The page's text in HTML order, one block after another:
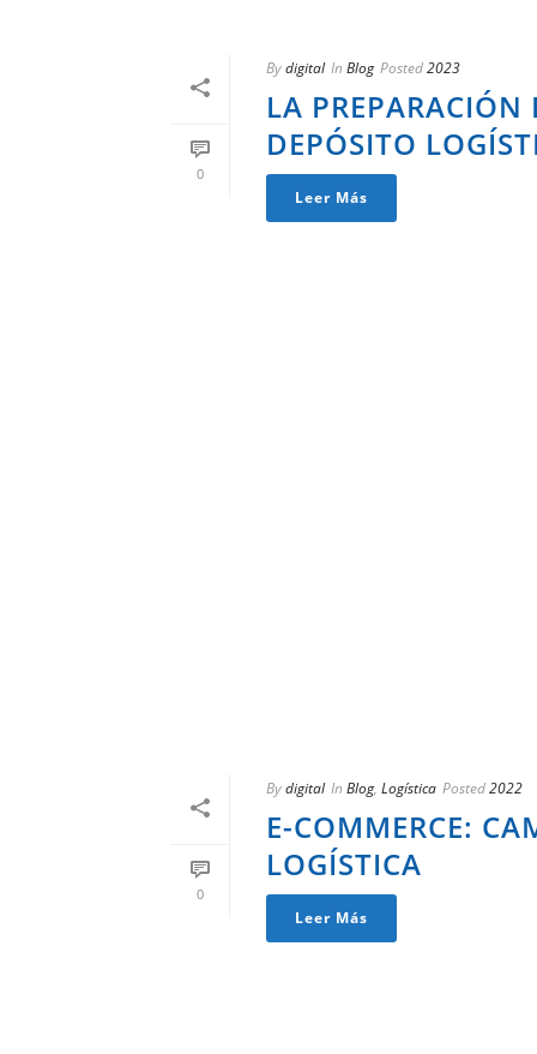
0
Bydigital In Blog Posted2023
LA PREPARACIÓN
DEPÓSITO
Leer Más
0
Bydigital In Blog, Logística Posted2022
E-COMMERCE:
LOGÍSTICA
Leer Más